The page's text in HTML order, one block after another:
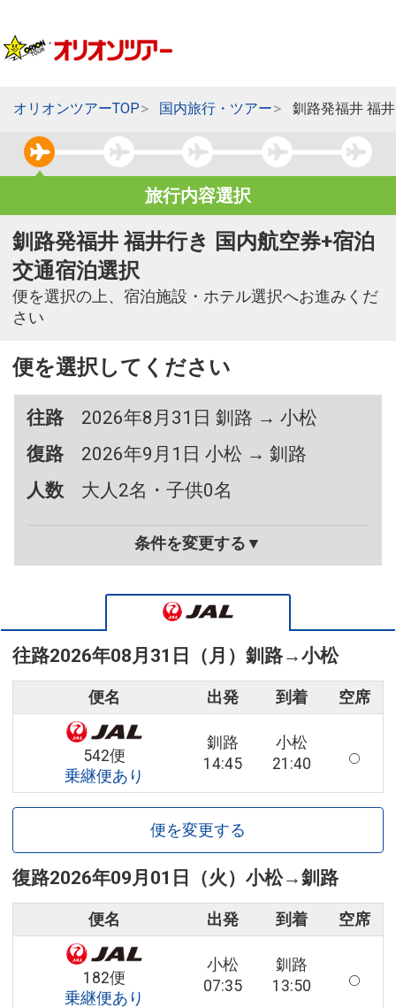
オリオンツアーTOP 国内旅行・ツアー 釧路発福井 福
旅行内容選択
釧路発福井 福井行き 国内航空券+宿泊
交通宿泊選択
便を選択の上、宿泊施設・ホテル選択へお進みくだ
さい
便を選択してください
往路
2026年8月31日 釧路 → 小松
復路
2026年9月1日 小松 → 釧路
人数
大人2名・子供0名
条件を変更する▼
往路2026年08月31日（月） 釧路→小松
便名 出発 到着 空席
542便
乗継便あり
釧路
14:45
小松
21:40
便を変更する
復路2026年09月01日（火） 小松→釧路
便名 出発 到着 空席
182便
乗継便あり
小松
07:35
釧路
13:50